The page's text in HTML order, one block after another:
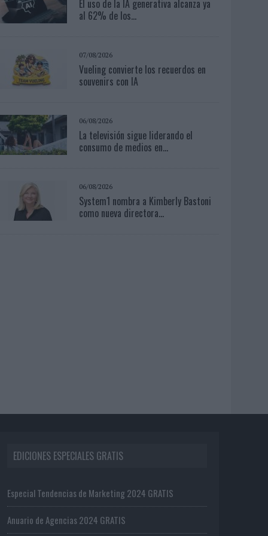
El uso de la IA generativa alcanza ya
al 62% de los...
07/08/2026
Vueling convierte los recuerdos en
souvenirs con IA
06/08/2026
La televisión sigue liderando el
consumo de medios en...
06/08/2026
System1 nombra a Kimberly Bastoni
como nueva directora...
EDICIONES ESPECIALES GRATIS
Especial Tendencias de Marketing 2024 GRATIS
Anuario de Agencias 2024 GRATIS